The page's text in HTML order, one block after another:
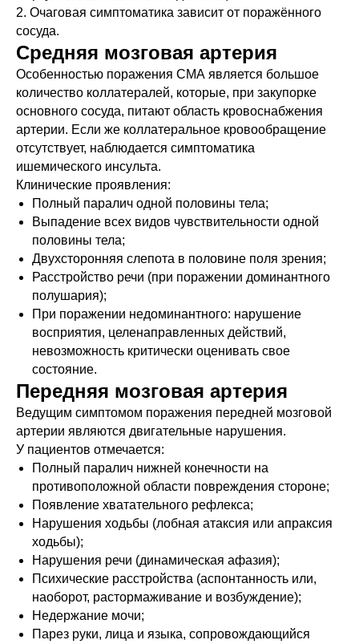
2. Очаговая симптоматика зависит от поражённого
сосуда.
Средняя мозговая артерия
Особенностью поражения СМА является большое
количество коллатералей, которые, при закупорке
основного сосуда, питают область кровоснабжения
артерии. Если же коллатеральное кровообращение
отсутствует, наблюдается симптоматика
ишемического инсульта.
Клинические проявления:
Полный паралич одной половины тела;
Выпадение всех видов чувствительности одной
половины тела;
Двухсторонняя слепота в половине поля зрения;
Расстройство речи (при поражении доминантного
полушария);
При поражении недоминантного: нарушение
восприятия, целенаправленных действий,
невозможность критически оценивать свое
состояние.
Передняя мозговая артерия
Ведущим симптомом поражения передней мозговой
артерии являются двигательные нарушения.
У пациентов отмечается:
Полный паралич нижней конечности на
противоположной области повреждения стороне;
Появление хватательного рефлекса;
Нарушения ходьбы (лобная атаксия или апраксия
ходьбы);
Нарушения речи (динамическая афазия);
Психические расстройства (аспонтанность или,
наоборот, растормаживание и возбуждение);
Недержание мочи;
Парез руки, лица и языка, сопровождающийся